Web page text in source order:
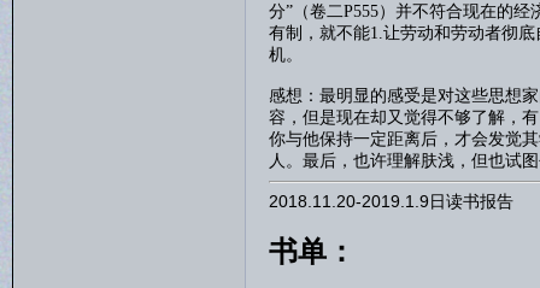
分”（卷二P555）并不符合现在的经
有制，就不能1. 让劳动和劳动者彻底
机。
感想：最明显的感受是对这些思想
容，但是现在却又觉得不够了解，
你与他保持一定距离后，才会发觉
人。最后，也许理解肤浅，但也试
2018.11.20-2019.1.9日读书报告
书单：